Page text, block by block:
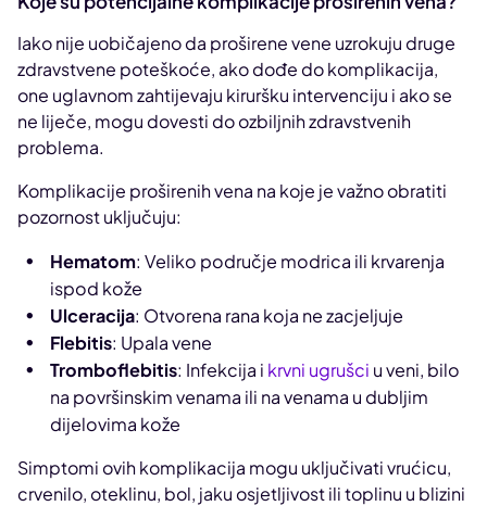
Iako nije uobičajeno da proširene vene uzrokuju druge
zdravstvene poteškoće, ako dođe do komplikacija,
one uglavnom zahtijevaju kiruršku intervenciju i ako se
ne liječe, mogu dovesti do ozbiljnih zdravstvenih
problema.
Komplikacije proširenih vena na koje je važno obratiti
pozornost uključuju:
Hematom: Veliko područje modrica ili krvarenja
ispod kože
Ulceracija: Otvorena rana koja ne zacjeljuje
Flebitis: Upala vene
Tromboflebitis: Infekcija i krvni ugrušci u veni, bilo
na površinskim venama ili na venama u dubljim
dijelovima kože
Simptomi ovih komplikacija mogu uključivati ​​vrućicu,
crvenilo, oteklinu, bol, jaku osjetljivost ili toplinu u blizini